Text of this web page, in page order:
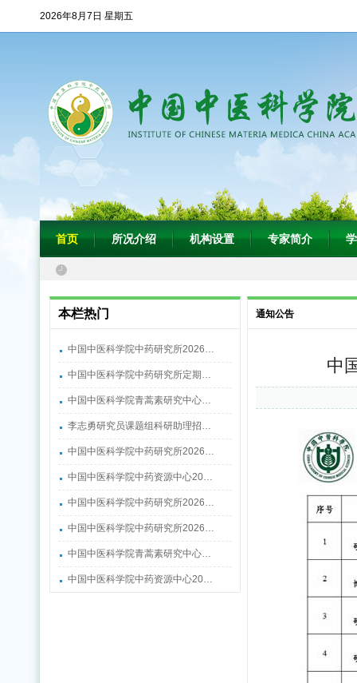
2026年8月7日 星期五
首页 所况介绍 机构设置 专家简介
本栏热门
中国中医科学院中药研究所2026…
中国中医科学院中药研究所定期…
中国中医科学院青蒿素研究中心…
李志勇研究员课题组科研助理招…
中国中医科学院中药研究所2026…
中国中医科学院中药资源中心20…
中国中医科学院中药研究所2026…
中国中医科学院中药研究所2026…
中国中医科学院青蒿素研究中心…
中国中医科学院中药资源中心20…
通知公告
中